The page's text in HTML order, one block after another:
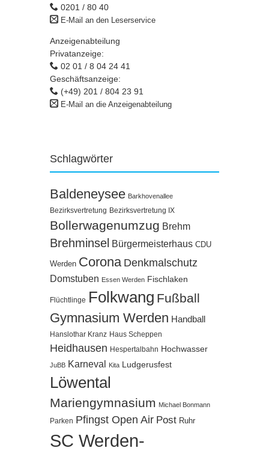
0201 / 80 40
E-Mail an den Leserservice
Anzeigenabteilung
Privatanzeige:
02 01 / 8 04 24 41
Geschäftsanzeige:
(+49) 201 / 804 23 91
E-Mail an die Anzeigenabteilung
Schlagwörter
Baldeneysee Barkhovenallee
Bezirksvertretung Bezirksvertretung IX
Bollerwagenumzug Brehm
Brehminsel Bürgermeisterhaus CDU
Werden Corona Denkmalschutz
Domstuben Essen Werden Fischlaken
Flüchtlinge Folkwang Fußball
Gymnasium Werden Handball
Hanslothar Kranz Haus Scheppen
Heidhausen Hespertalbahn Hochwasser
JuBB Karneval Kita Ludgerusfest
Löwental
Mariengymnasium Michael Bonmann
Parken Pfingst Open Air Post Ruhr
SC Werden-